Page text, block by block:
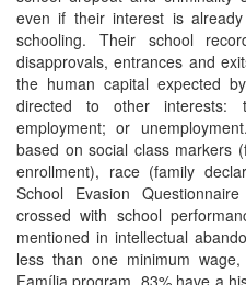
even if their interest is
schooling. Their school
disapprovals, entrances and
the human capital expected
directed to other interests:
employment; or
based on social class markers
enrollment), race (family
School Evasion
crossed with school
mentioned in intellectual
less than one minimum
Família program, 83% have a